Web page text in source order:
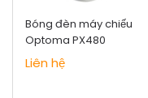
Bóng đèn máy chiếu
Optoma PX480
Liên hệ